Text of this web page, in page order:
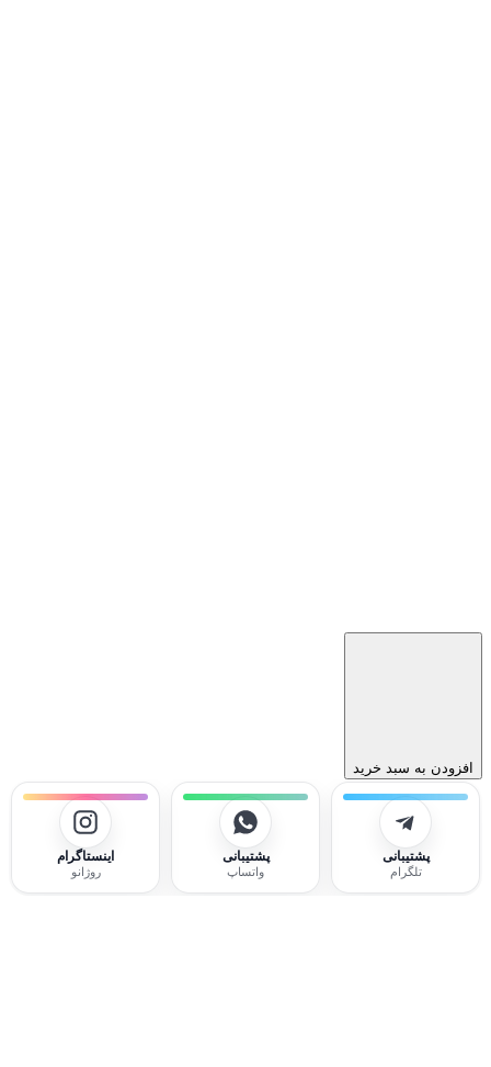
افزودن به سبد خرید
پشتیبانی
تلگرام
پشتیبانی
واتساپ
اینستاگرام
روژانو